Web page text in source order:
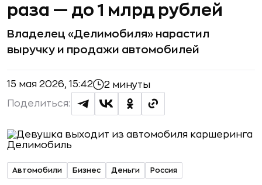
раза — до 1 млрд рублей
Владелец «Делимобиля» нарастил
выручку и продажи автомобилей
15 мая 2026, 15:42 2 минуты
Поделиться:
Автомобили Бизнес Деньги Россия